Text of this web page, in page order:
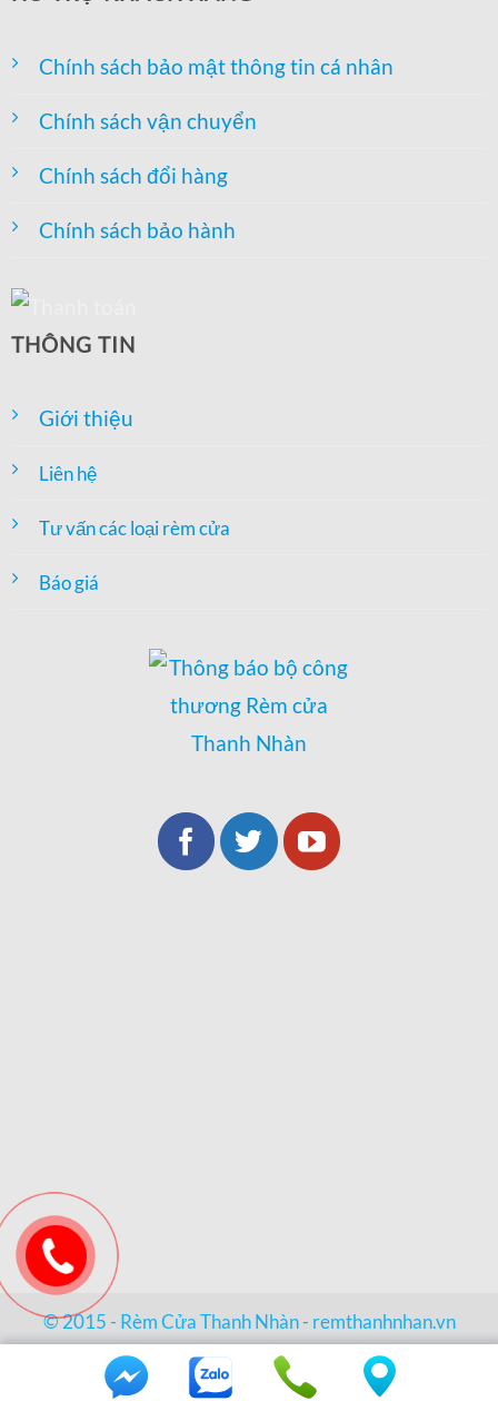
Chính sách bảo mật thông tin cá nhân
Chính sách vận chuyển
Chính sách đổi hàng
Chính sách bảo hành
THÔNG TIN
Giới thiệu
Liên hệ
Tư vấn các loại rèm cửa
Báo giá
© 2015 - Rèm Cửa Thanh Nhàn - remthanhnhan.vn